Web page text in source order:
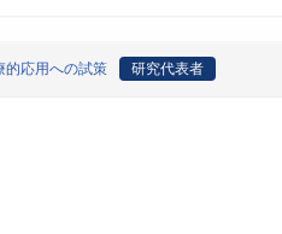
的応用への試策 研究代表者